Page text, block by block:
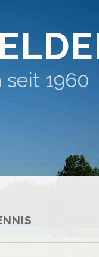
1960